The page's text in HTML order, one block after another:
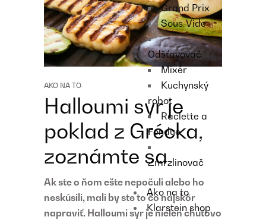
Grand Prix
Sous-Vide
Odšťavovač
Mixér
Kuchynský
robot
Raclette a
Fondue
Zmrzlinovač
Ako na to
Klarstein shop
AKO NA TO
Halloumi syr je
poklad z Grécka,
zoznámte sa
Ak ste o ňom ešte nepočuli alebo ho
neskúsili, mali by ste to čo najskôr
napraviť. Halloumi syr je nielen chuťovo